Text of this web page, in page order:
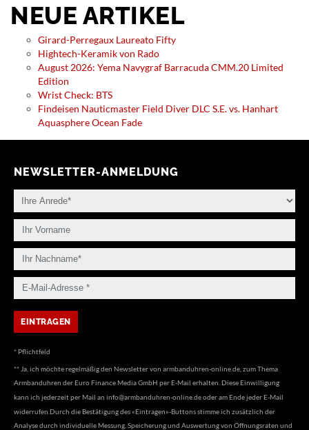
NEUE ARTIKEL
Girard-Perregaux Laureato Fifty
Hightech-Keramik von Rado
August 2026: Yema Navygraf Barracuda CMM.20 Limited
Edition
Wrist Check: BTS
Findeisen Nauticmaster Field Diver DLC S.E. vs. Hanhart
Aquasphere Ocean Fade
NEWSLETTER-ANMELDUNG
* Pflichtfeld
** Ja, ich möchte regelmäßig den Newsletter von armbanduhren-online.de, zum Thema
Armbanduhren der Euro Finance Media GmbH per E-Mail erhalten. Diese Einwilligung
kann ich jederzeit per Mail an info@armbanduhren-online.deoder am Ende jeder E-Mail
widerrufen.Durch die Bestätigung des «Eintragen»-Buttons stimme ich zusätzlich der
Analyse durch individuelle Messung, Speicherung und Auswertung von Öffnungsraten und